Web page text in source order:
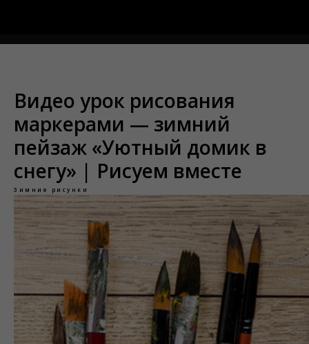
Видео урок рисования
маркерами — зимний
пейзаж «Уютный домик в
снегу» | Рисуем вместе
Зимние рисунки